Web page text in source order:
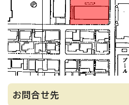
お問合せ先